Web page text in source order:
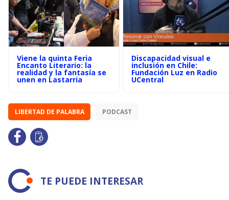
Viene la quinta Feria
Encanto Literario: la
realidad y la fantasía se
unen en Lastarria
Discapacidad visual e
inclusión en Chile:
Fundación Luz en Radio
UCentral
LIBERTAD DE PALABRA PODCAST
TE PUEDE INTERESAR